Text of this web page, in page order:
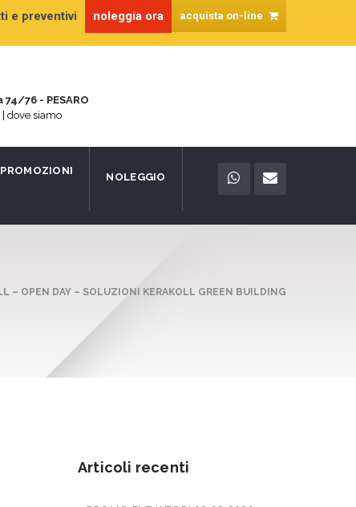
e preventivi noleggia ora acquista on-line
74/76 - PESARO
dove siamo
PROMOZIONI
NOLEGGIO
– OPEN DAY – SOLUZIONI KERAKOLL GREEN BUILDING
Articoli recenti